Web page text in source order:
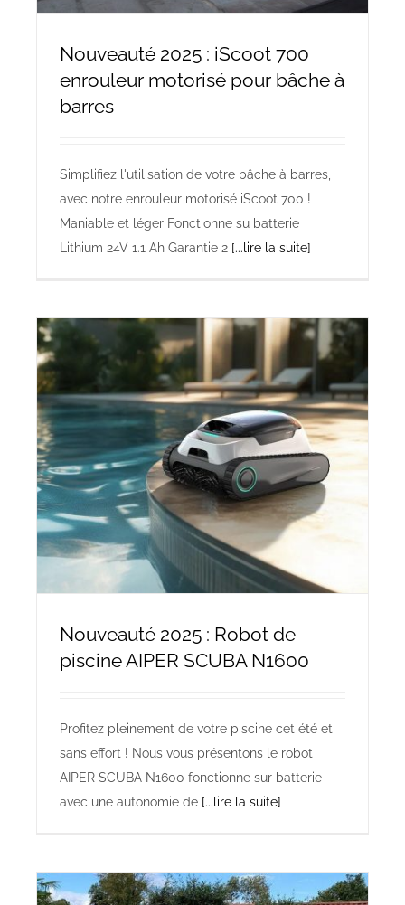
NOS PISCINES
CONTACTEZ-NOUS
Nouveauté 2025 : iScoot 700
enrouleur motorisé pour bâche à
barres
Simplifiez l'utilisation de votre bâche à barres,
avec notre enrouleur motorisé iScoot 700 !
Maniable et léger Fonctionne su batterie
Lithium 24V 1.1 Ah Garantie 2 [...lire la suite]
Nouveauté 2025 : Robot de
piscine AIPER SCUBA N1600
Profitez pleinement de votre piscine cet été et
sans effort ! Nous vous présentons le robot
AIPER SCUBA N1600 fonctionne sur batterie
avec une autonomie de [...lire la suite]